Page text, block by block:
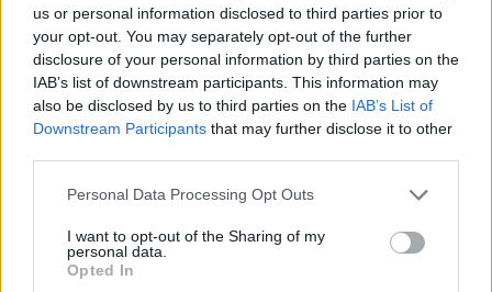
us or personal information disclosed to third parties prior to
your opt-out. You may separately opt-out of the further
disclosure of your personal information by third parties on the
IAB’s list of downstream participants. This information may
also be disclosed by us to third parties on the IAB’s List of
Downstream Participants that may further disclose it to other
Please note that this website/app uses one or more Google
not limited to your visit or usage behaviour. You may click to
grant or deny consent to Google and its third-party tags to
use your data for below specified purposes in below Google
Personal Data Processing Opt Outs
I want to opt-out of the Sharing of my
personal data.
Opted In
Palau dice addio a Rudy Barbero, lutto nel mondo
del rally e del turismo